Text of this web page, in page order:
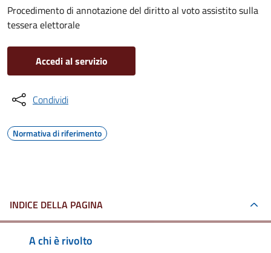
Procedimento di annotazione del diritto al voto assistito sulla
tessera elettorale
Accedi al servizio
Condividi
Normativa di riferimento
INDICE DELLA PAGINA
A chi è rivolto